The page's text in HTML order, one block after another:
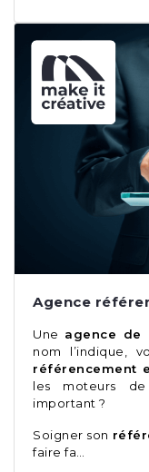
Agence
Une agence de
nom l’indique,
référencement
les moteurs
important ?
Soigner son
faire fa…